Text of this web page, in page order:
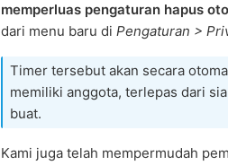
memperluas pengaturan hapus
dari menu baru di Pengaturan >
Timer tersebut akan secara
memiliki anggota, terlepas dari
buat.
Kami juga telah mempermudah